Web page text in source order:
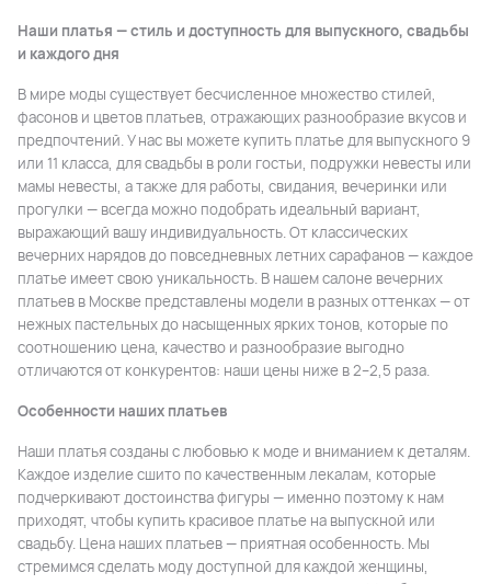
Наши платья — стиль и доступность для выпускного, свадьбы
и каждого дня
В мире моды существует бесчисленное множество стилей,
фасонов и цветов платьев, отражающих разнообразие вкусов и
предпочтений. У нас вы можете купить платье для выпускного 9
или 11 класса, для свадьбы в роли гостьи, подружки невесты или
мамы невесты, а также для работы, свидания, вечеринки или
прогулки — всегда можно подобрать идеальный вариант,
выражающий вашу индивидуальность. От классических
вечерних нарядов до повседневных летних сарафанов — каждое
платье имеет свою уникальность. В нашем салоне вечерних
платьев в Москве представлены модели в разных оттенках — от
нежных пастельных до насыщенных ярких тонов, которые по
соотношению цена, качество и разнообразие выгодно
отличаются от конкурентов: наши цены ниже в 2–2,5 раза.
Особенности наших платьев
Наши платья созданы с любовью к моде и вниманием к деталям.
Каждое изделие сшито по качественным лекалам, которые
подчеркивают достоинства фигуры — именно поэтому к нам
приходят, чтобы купить красивое платье на выпускной или
свадьбу. Цена наших платьев — приятная особенность. Мы
стремимся сделать моду доступной для каждой женщины,